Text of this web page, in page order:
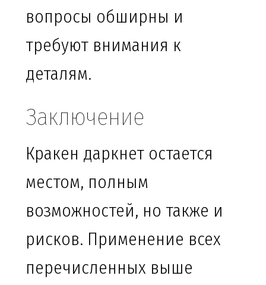
вопросы обширны и
требуют внимания к
деталям.
Заключение
Кракен даркнет остается
местом, полным
возможностей, но также и
рисков. Применение всех
перечисленных выше